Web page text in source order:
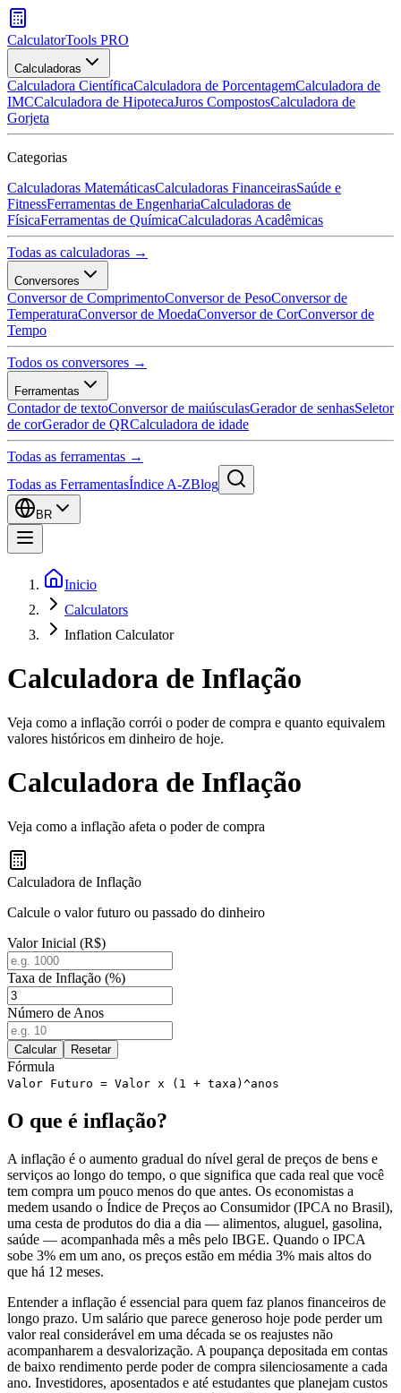
CalculatorTools PRO
Calculadoras
Calculadora CientíficaCalculadora de PorcentagemCalculadora de
IMCCalculadora de HipotecaJuros CompostosCalculadora de
Gorjeta
Categorias
Calculadoras MatemáticasCalculadoras FinanceirasSaúde e
FitnessFerramentas de EngenhariaCalculadoras de
FísicaFerramentas de QuímicaCalculadoras Acadêmicas
Todas as calculadoras →
Conversores
Conversor de ComprimentoConversor de PesoConversor de
TemperaturaConversor de MoedaConversor de CorConversor de
Tempo
Todos os conversores →
Ferramentas
Contador de textoConversor de maiúsculasGerador de senhasSeletor
de corGerador de QRCalculadora de idade
Todas as ferramentas →
Todas as FerramentasÍndice A-ZBlog
BR
Inicio
Calculators
Inflation Calculator
Calculadora de Inflação
Veja como a inflação corrói o poder de compra e quanto equivalem
valores históricos em dinheiro de hoje.
Calculadora de Inflação
Veja como a inflação afeta o poder de compra
Calculadora de Inflação
Calcule o valor futuro ou passado do dinheiro
Valor Inicial (R$)
Taxa de Inflação (%)
Número de Anos
Calcular Resetar
Fórmula
Valor Futuro = Valor x (1 + taxa)^anos
O que é inflação?
A inflação é o aumento gradual do nível geral de preços de bens e
serviços ao longo do tempo, o que significa que cada real que você
tem compra um pouco menos do que antes. Os economistas a
medem usando o Índice de Preços ao Consumidor (IPCA no Brasil),
uma cesta de produtos do dia a dia — alimentos, aluguel, gasolina,
saúde — acompanhada mês a mês pelo IBGE. Quando o IPCA
sobe 3% em um ano, os preços estão em média 3% mais altos do
que há 12 meses.
Entender a inflação é essencial para quem faz planos financeiros de
longo prazo. Um salário que parece generoso hoje pode perder um
valor real considerável em uma década se os reajustes não
acompanharem a desvalorização. A poupança depositada em contas
de baixo rendimento perde poder de compra silenciosamente a cada
ano. Investidores, aposentados e até estudantes que planejam custos